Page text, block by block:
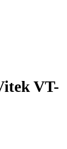
VT-